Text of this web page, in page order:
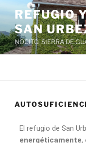
REFUGIO
SAN
NOCITO. SIERRA DE
El refugio de San
energéticamente,